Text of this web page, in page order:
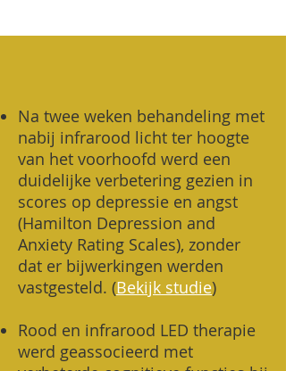
Na twee weken behandeling met
nabij infrarood licht ter hoogte
van het voorhoofd werd een
duidelijke verbetering gezien in
scores op depressie en angst
(Hamilton Depression and
Anxiety Rating Scales), zonder
dat er bijwerkingen werden
vastgesteld. (Bekijk studie)
Rood en infrarood LED therapie
werd geassocieerd met